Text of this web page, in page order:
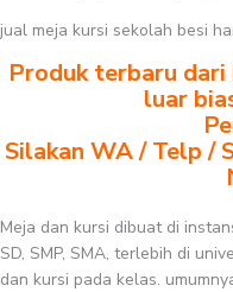
jual meja kursi sekolah besi
Produk terbaru dari
luar
Silakan WA / Telp /
Meja dan kursi dibuat di
SD, SMP, SMA, terlebih di
dan kursi pada kelas.